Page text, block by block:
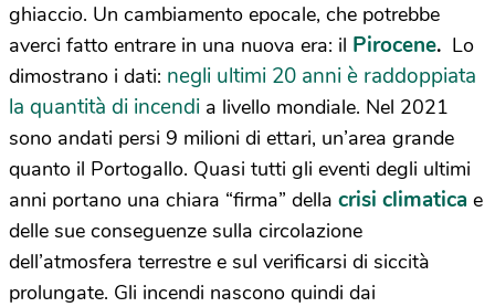
ghiaccio. Un cambiamento epocale, che potrebbe
averci fatto entrare in una nuova era: il Pirocene. Lo
dimostrano i dati: negli ultimi 20 anni è raddoppiata
la quantità di incendi a livello mondiale. Nel 2021
sono andati persi 9 milioni di ettari, un’area grande
quanto il Portogallo. Quasi tutti gli eventi degli ultimi
anni portano una chiara “firma” della crisi climatica e
delle sue conseguenze sulla circolazione
dell’atmosfera terrestre e sul verificarsi di siccità
prolungate. Gli incendi nascono quindi dai